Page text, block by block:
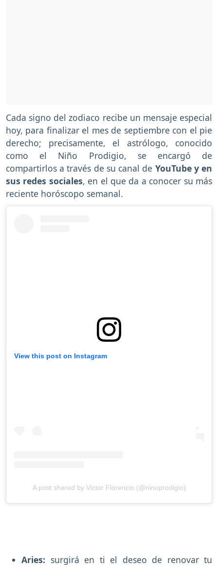
Cada signo del zodiaco recibe un mensaje especial
hoy, para finalizar el mes de septiembre con el pie
derecho; precisamente, el astrólogo, conocido
como el Niño Prodigio, se encargó de
compartirlos a través de su canal de YouTube y en
sus redes sociales, en el que da a conocer su más
reciente horóscopo semanal.
View this post on Instagram
A post shared by Victor Florencio (@ninoprodigio)
Aries: surgirá en ti el deseo de renovar tu